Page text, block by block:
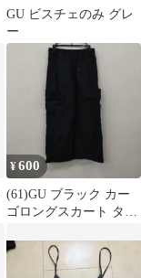
GU ビスチェのみ グレ
ー
¥600
(61)GU ブラック カー
ゴロングスカート タイ